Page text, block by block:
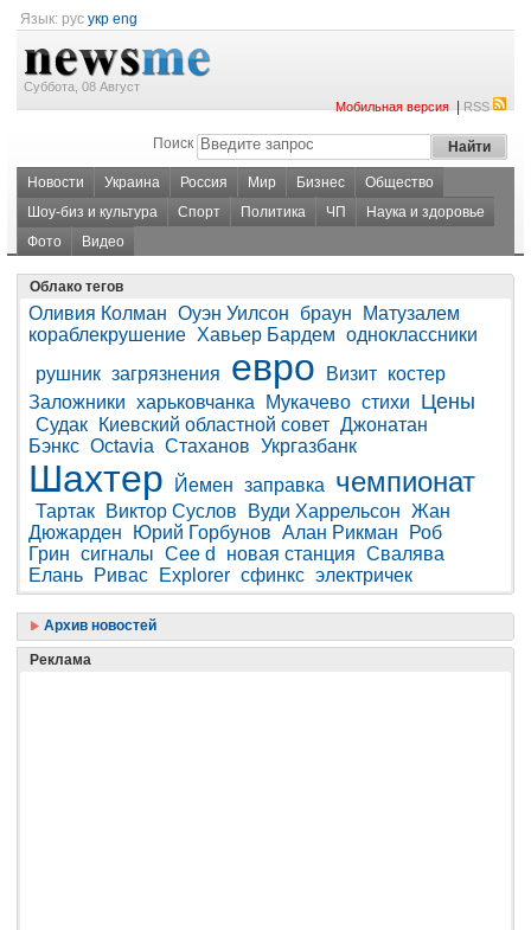
Язык: рус укр eng
Суббота, 08 Август
Мобильная версия|RSS
Поиск
Новости Украина Россия Мир Бизнес
Общество
Шоу-биз и культура
Спорт Политика ЧП
Наука и здоровье
Фото
Видео
Облако тегов
Оливия Колман Оуэн Уилсон браун
Матузалем
кораблекрушение Хавьер Бардем одноклассники
рушник загрязнения евро Визит костер
Заложники харьковчанка Мукачево стихи Цены
Судак Киевский областной совет Джонатан
Бэнкс Octavia Стаханов Укргазбанк
Шахтер Йемен заправка чемпионат
Тартак Виктор Суслов Вуди Харрельсон Жан
Дюжарден
Юрий Горбунов Алан Рикман
Роб
Грин сигналы Cee d новая станция Свалява
Елань
Ривас Explorer сфинкс электричек
Архив новостей
Реклама